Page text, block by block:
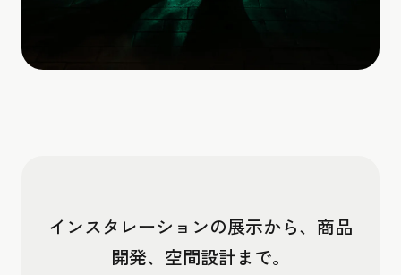
インスタレーションの展示から、商品
開発、空間設計まで。